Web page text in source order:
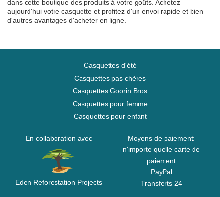
dans cette boutique des produits à votre goûts. Achetez
aujourd'hui votre casquette et profitez d'un envoi rapide et bien
d'autres avantages d'acheter en ligne.
Casquettes d'été
Casquettes pas chères
Casquettes Goorin Bros
Casquettes pour femme
Casquettes pour enfant
En collaboration avec
Eden Reforestation Projects
Moyens de paiement:
n'importe quelle carte de
paiement
PayPal
Transferts 24